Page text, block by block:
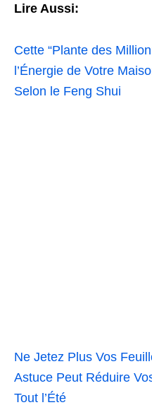
Lire Aussi:
Cette “Plante des
l’Énergie de Votre
Selon le Feng Shui
Ne Jetez Plus Vos
Astuce Peut Réduire
Tout l’Été